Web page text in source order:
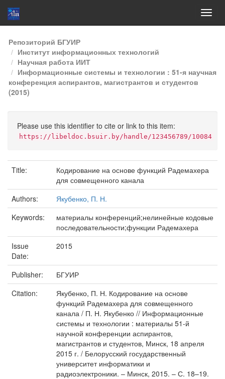
Skip
navigation
Репозиторий БГУИР
Институт информационных технологий
Научная работа ИИТ
Информационные системы и технологии : 51-я научная
конференция аспирантов, магистрантов и студентов
(2015)
Please use this identifier to cite or link to this item:
https://libeldoc.bsuir.by/handle/123456789/10084
Title:
Кодирование на основе функций Радемахера
для совмещенного канала
Authors:
Якубенко, П. Н.
Keywords:
материалы конференций;нелинейные кодовые
последовательности;функции Радемахера
Issue
Date:
2015
Publisher:
БГУИР
Citation:
Якубенко, П. Н. Кодирование на основе
функций Радемахера для совмещенного
канала / П. Н. Якубенко // Информационные
системы и технологии : материалы 51-й
научной конференции аспирантов,
магистрантов и студентов, Минск, 18 апреля
2015 г. / Белорусский государственный
университет информатики и
радиоэлектроники. – Минск, 2015. – С. 18–19.